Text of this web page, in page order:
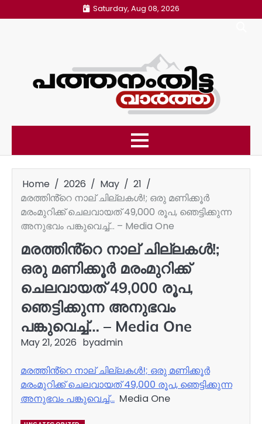
to
Saturday, Aug 08, 2026
Home 2026 May
21
മരത്തിൻ്റെ നാല് ചില്ലകൾ!; ഒരു മണിക്കൂർ
മരംമുറിക്ക് ചെലവായത് 49,000 രൂപ, ഞെട്ടിക്കുന്ന
അനുഭവം പങ്കുവെച്ച്… – Media One
മരത്തിൻ്റെ നാല് ചില്ലകൾ!;
ഒരു മണിക്കൂർ മരംമുറിക്ക്
ചെലവായത് 49,000 രൂപ,
ഞെട്ടിക്കുന്ന അനുഭവം
പങ്കുവെച്ച്… – Media One
May 21, 2026 byadmin
മരത്തിൻ്റെ നാല് ചില്ലകൾ!; ഒരു മണിക്കൂർ
മരംമുറിക്ക് ചെലവായത് 49,000 രൂപ, ഞെട്ടിക്കുന്ന
അനുഭവം പങ്കുവെച്ച്… Media One